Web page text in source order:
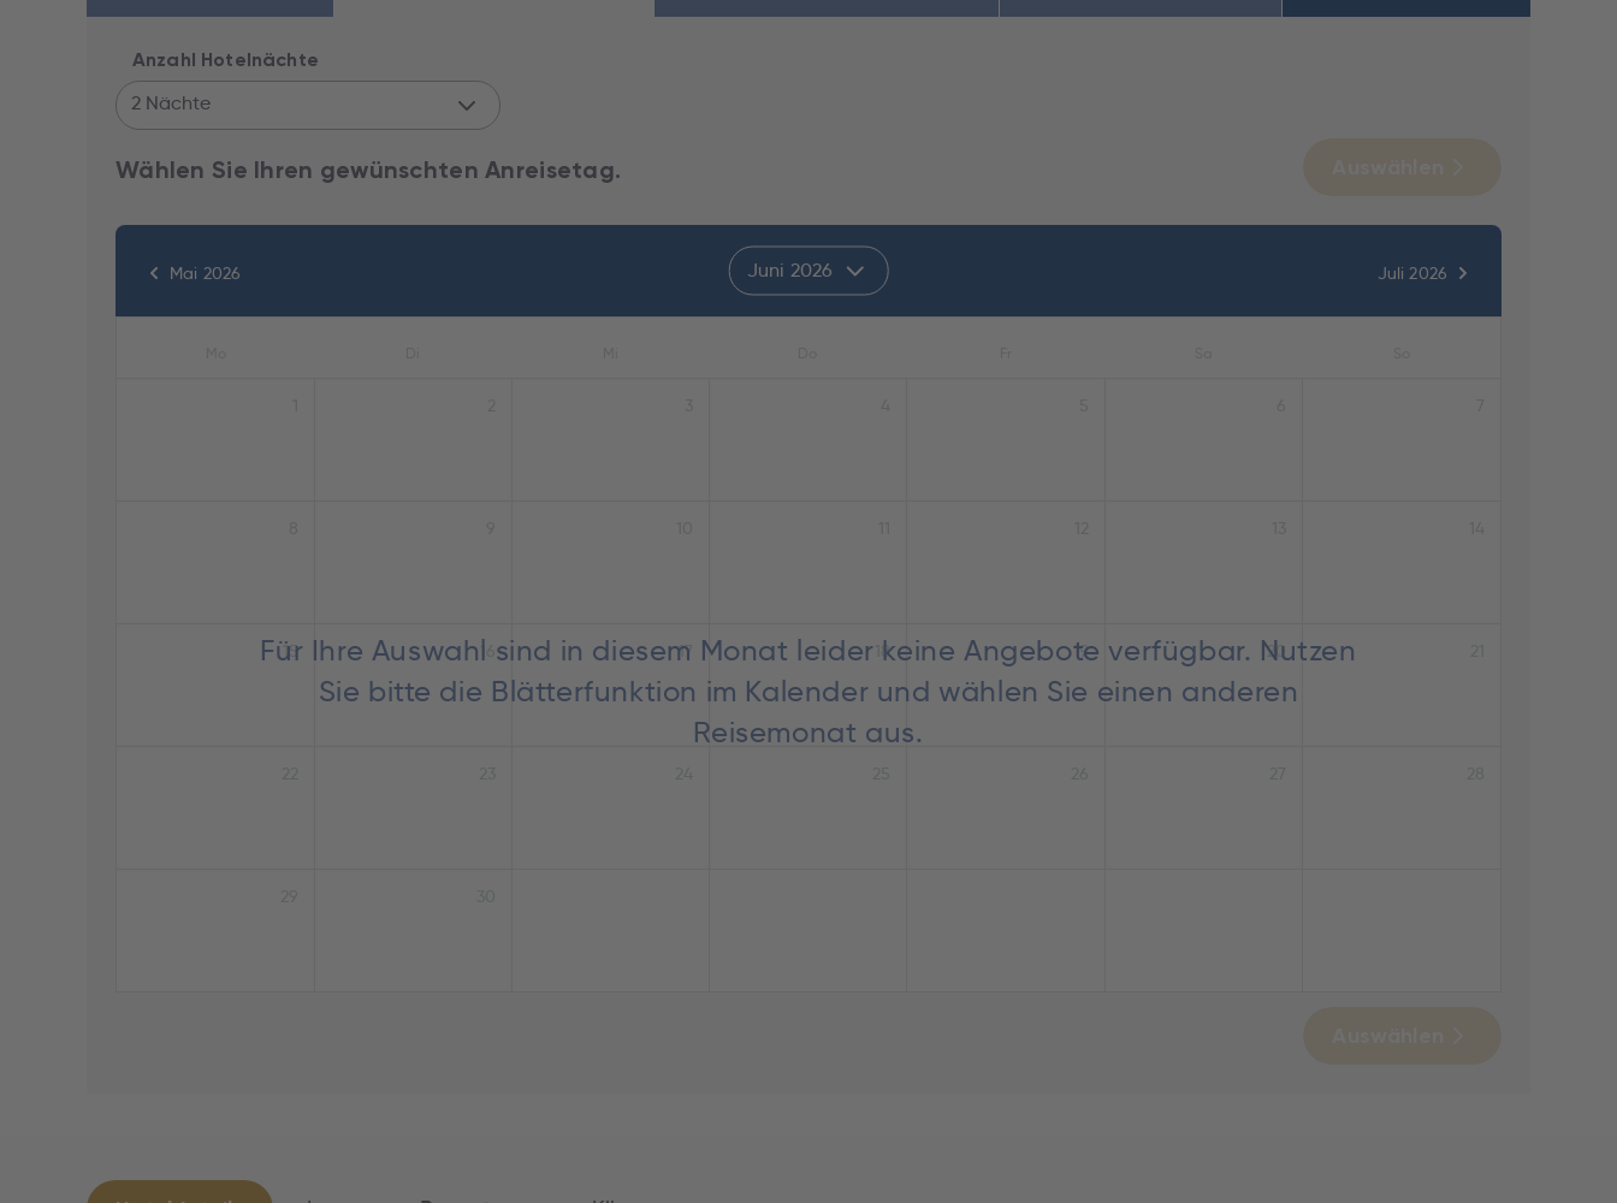
Anzahl Hotelnächte
2 Nächte
Wählen Sie Ihren gewünschten Anreisetag.
Mai 2026 Juni 2026 Juli 2026
Für Ihre Auswahl sind in diesem Monat leider keine Angebote verfügbar. Nutzen
Sie bitte die Blätterfunktion im Kalender und wählen Sie einen anderen
Reisemonat aus.
15 17 18 19 20